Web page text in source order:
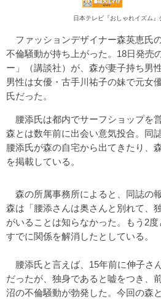
日本テレビ『おしゃれイズム』
ファッションデザイナー森英恵氏
不倫騒動が持ち上がった。18日発売
ー」（講談社）が、森が妻子持ち男
男性は女優・古手川祐子の妹で元女
氏だった。
腰添氏は都内でサーフショップを
森とは数年前に出会い意気投合。同
腰添氏が森の自宅から出てきたり、
を掲載している。
森の所属事務所によると、同誌の
森は「腰添さんは奥さんと別れて、
がいることは知らなかった。もう2度
すでに関係を解消したとしている。
腰添氏と言えば、15年前に伸子さ
だったが、独身であると嘘をつき、
沼の不倫騒動が勃発した。今回の森